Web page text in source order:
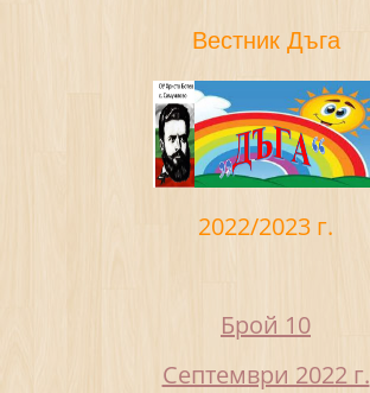
Вестник Дъга
2022/2023 г.
Брой 10
Септември 2022 г.